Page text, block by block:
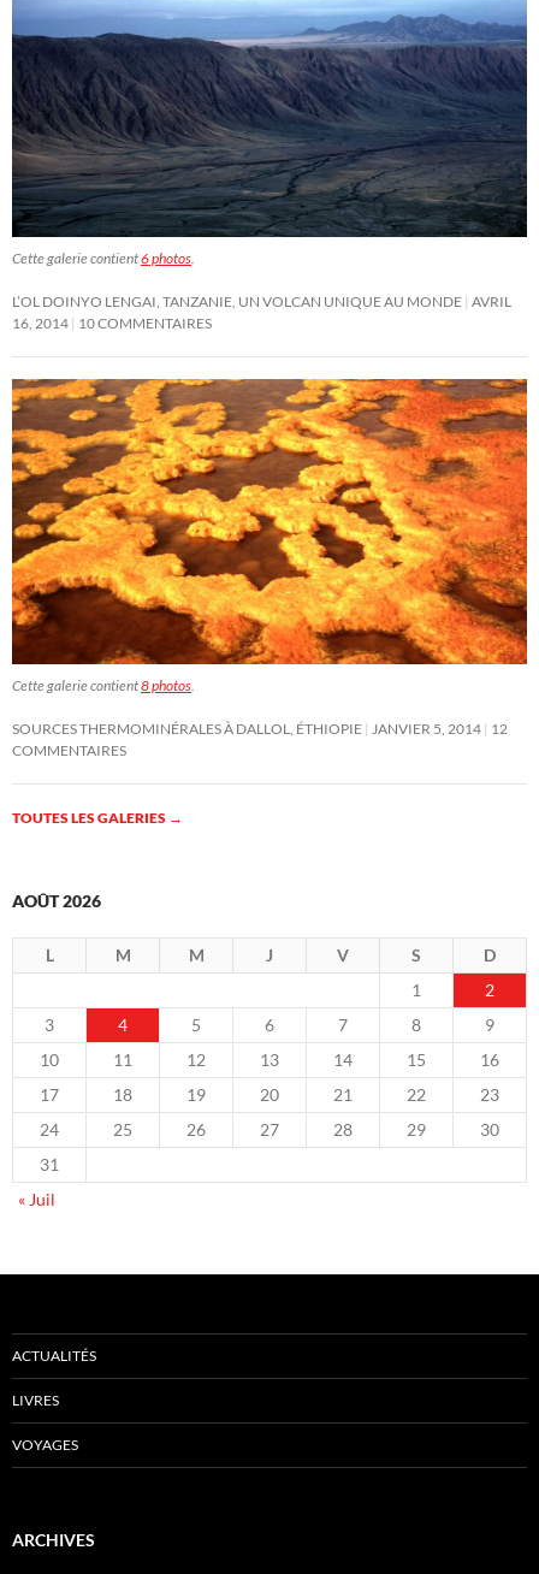
Cette galerie contient6 photos
L’OL DOINYO LENGAI, TANZANIE, UN VOLCAN UNIQUE AU MONDE AVRIL
16, 2014 10 COMMENTAIRES
Cette galerie contient8 photos
SOURCES THERMOMINÉRALES À DALLOL, ÉTHIOPIE JANVIER 5, 2014 12
COMMENTAIRES
TOUTES LES GALERIES →
AOÛT 2026
L M M J V S
D
1
2
3
4 5 6 7 8
9
10
11 12 13 14 15
16
17
18 19 20 21 22
23
24
25 26 27 28 29
30
31
« Juil
ACTUALITÉS
LIVRES
VOYAGES
ARCHIVES